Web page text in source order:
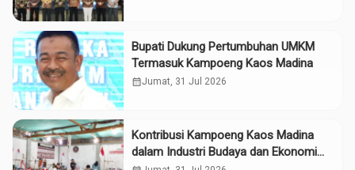
Bupati Dukung Pertumbuhan UMKM
Termasuk Kampoeng Kaos Madina
calendar_monthJumat, 31 Jul 2026
Kontribusi Kampoeng Kaos Madina
dalam Industri Budaya dan Ekonomi